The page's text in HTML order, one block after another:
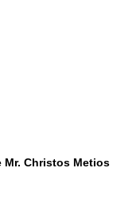
Mr. Christos Metios